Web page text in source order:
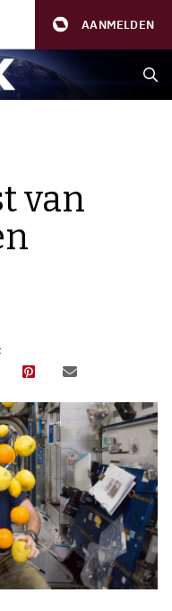
AANMELDEN
van